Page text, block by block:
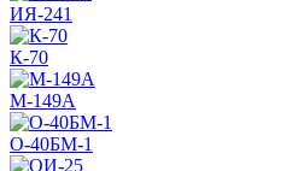
ИЯ-241
К-70
М-149А
О-40БМ-1